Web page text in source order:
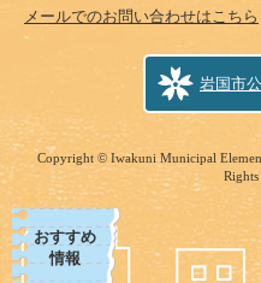
メールでのお問い合わせはこちら
岩国市
Copyright © Iwakuni Municipal
Rights
おすすめ
情報